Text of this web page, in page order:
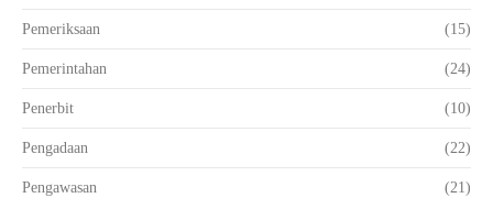
Pemeriksaan (15)
Pemerintahan (24)
Penerbit (10)
Pengadaan (22)
Pengawasan (21)